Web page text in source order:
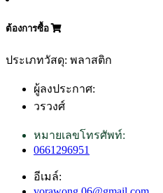
ต้องการซื้อ
ประเภทวัสดุ: พลาสติก
ผู้ลงประกาศ:
วรวงศ์
หมายเลขโทรศัพท์:
0661296951
อีเมล์: